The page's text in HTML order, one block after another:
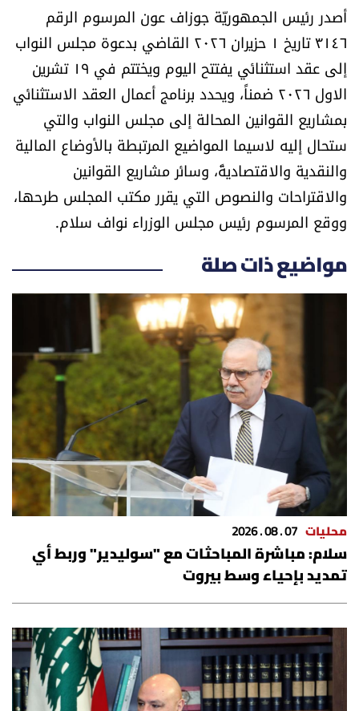
كتّابنا
تحت المجهر
آراء
اقتصاد
العالم
الصحافة الإسرائيلية
ثقافة وفنون
فصل من كتاب
اقرأ تضحك
كاميرا
سجالات
صحّة وصحن
الرياضة
منوّعات
حظّك اليوم
أصدر رئيس الجمهوريّة جوزاف عون المرسوم الرقم
٣١٤٦ تاريخ ١ حزيران ٢٠٢٦ القاضي بدعوة مجلس النواب
إلى عقد استثنائي يفتتح اليوم ويختتم في ١٩ تشرين
الاول ٢٠٢٦ ضمناً، ويحدد برنامج أعمال العقد الاستثنائي
بمشاريع القوانين المحالة إلى مجلس النواب والتي
ستحال إليه لاسيما المواضيع المرتبطة بالأوضاع المالية
والنقدية والاقتصاديةً، وسائر مشاريع القوانين
والاقتراحات والنصوص التي يقرر مكتب المجلس طرحها،
ووقع المرسوم رئيس مجلس الوزراء نواف سلام.
مواضيع ذات صلة
محليات 07 . 08 . 2026
سلام: مباشرة المباحثات مع "سوليدير" وربط أي
تمديد بإحياء وسط بيروت